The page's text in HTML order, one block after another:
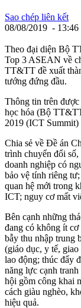
Sao chép liên kết
08/08/2019 - 13:46
Theo đại diện Bộ
Top 3 ASEAN về
TT&TT đề xuất
tướng đứng đầu.
Thông tin trên
học hóa (Bộ
2019 (ICT Summit)
Chia sẻ về Đề án
trình chuyển đổi số,
doanh nghiệp có
bảo vệ tính riêng
quan hệ mới trong
ICT; nguy cơ mất
Bên cạnh những
đang có không ít
bẫy thu nhập trung
(giáo dục, y tế,
lao động; thúc đẩy
năng lực cạnh
hội gồm công khai
cách giàu nghèo,
hiệu quả.